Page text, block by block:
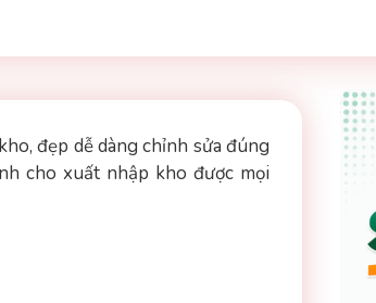
đẹp dễ dàng chỉnh sửa đúng
cho xuất nhập kho được mọi